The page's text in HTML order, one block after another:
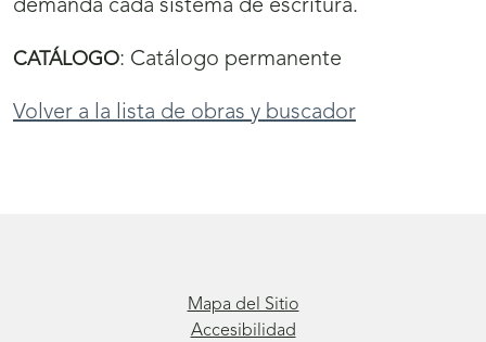
demanda cada sistema de escritura.
CATÁLOGO: Catálogo permanente
Volver a la lista de obras y buscador
Mapa del Sitio
Accesibilidad